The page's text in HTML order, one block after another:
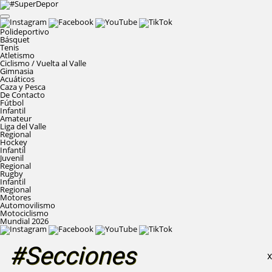
Polideportivo
Básquet
Tenis
Atletismo
Ciclismo / Vuelta al Valle
Gimnasia
Acuáticos
Caza y Pesca
De Contacto
Fútbol
Infantil
Amateur
Liga del Valle
Regional
Hockey
Infantil
Juvenil
Regional
Rugby
Infantil
Regional
Motores
Automovilismo
Motociclismo
Mundial 2026
#Secciones X